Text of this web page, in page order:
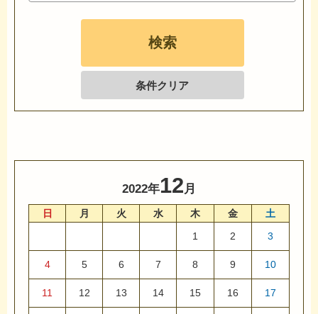
条件クリア
2022年12月
日 月 火 水 木 金
土
1
2 3
4 5 6 7 8 9 10
11 12 13 14 15 16 17